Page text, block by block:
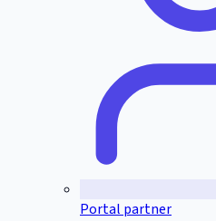
Portal partner